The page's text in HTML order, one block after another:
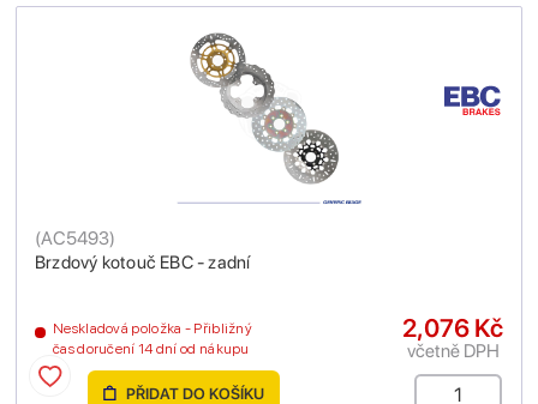
Brzdový kotouč EBC - zadní
(AC5493)
Neskladová položka - Přibližný
čas doručení 14 dní od nákupu
2,076 Kč
včetně DPH
PŘIDAT DO KOŠÍKU